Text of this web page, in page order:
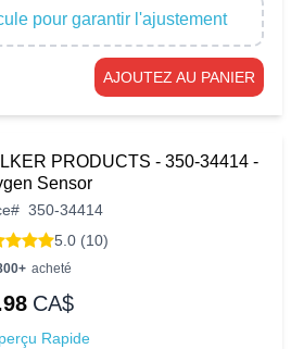
pour garantir l'ajustement
AJOUTEZ AU PANIER
PRODUCTS - 350-34414 -
Sensor
# 350-34414
5.0 (10)
acheté
CA$
Rapide